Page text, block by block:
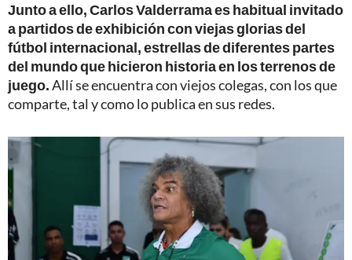
Junto a ello, Carlos Valderrama es habitual invitado
a partidos de exhibición con viejas glorias del
fútbol internacional, estrellas de diferentes partes
del mundo que hicieron historia en los terrenos de
juego.Allí se encuentra con viejos colegas, con los que
comparte, tal y como lo publica en sus redes.